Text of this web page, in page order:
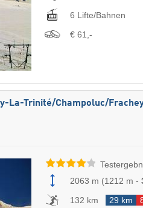
6 Lifte/Bahnen
€ 61,-
La-Trinité/​Champoluc/​
2063 m (1212 m -
132 km
29 km